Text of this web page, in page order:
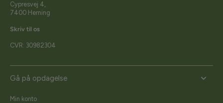
Cypresvej 4,
7400 Herning
Skriv til os
CVR: 30982304
Gå på opdagelse
Min konto